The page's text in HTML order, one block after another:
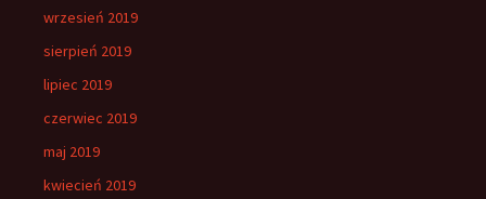
wrzesień 2019
sierpień 2019
lipiec 2019
czerwiec 2019
maj 2019
kwiecień 2019